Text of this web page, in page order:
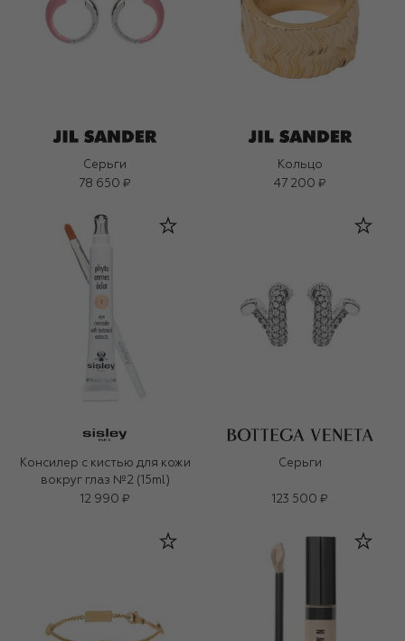
Серьги
78 650 ₽
Кольцо
47 200 ₽
Консилер с кистью для кожи
вокруг глаз №2 (15ml)
12 990 ₽
Серьги
123 500 ₽